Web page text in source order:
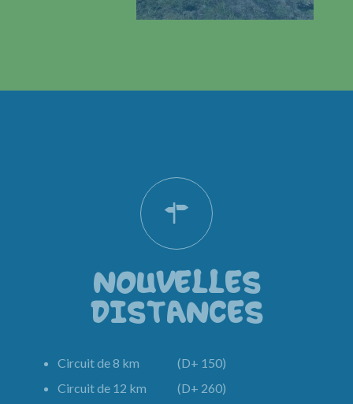
NOUVELLES
DISTANCES
Circuit de 8 km (D+ 150)
Circuit de 12 km (D+ 260)